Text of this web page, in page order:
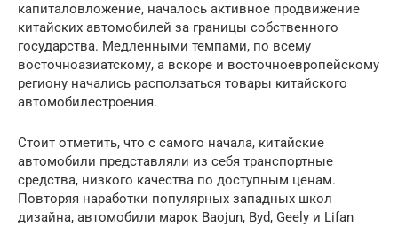
капиталовложение, началось активное продвижение
китайских автомобилей за границы собственного
государства. Медленными темпами, по всему
восточноазиатскому, а вскоре и восточноевропейскому
региону начались расползаться товары китайского
автомобилестроения.
Стоит отметить, что с самого начала, китайские
автомобили представляли из себя транспортные
средства, низкого качества по доступным ценам.
Повторяя наработки популярных западных школ
дизайна, автомобили марок Baojun, Byd, Geely и Lifan